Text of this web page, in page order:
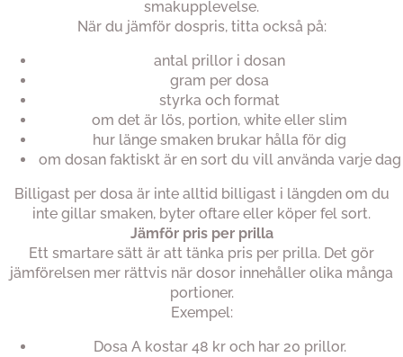
smakupplevelse.
När du jämför dospris, titta också på:
antal prillor i dosan
gram per dosa
styrka och format
om det är lös, portion, white eller slim
hur länge smaken brukar hålla för dig
om dosan faktiskt är en sort du vill använda varje dag
Billigast per dosa är inte alltid billigast i längden om du
inte gillar smaken, byter oftare eller köper fel sort.
Jämför pris per prilla
Ett smartare sätt är att tänka pris per prilla. Det gör
jämförelsen mer rättvis när dosor innehåller olika många
portioner.
Exempel:
Dosa A kostar 48 kr och har 20 prillor.